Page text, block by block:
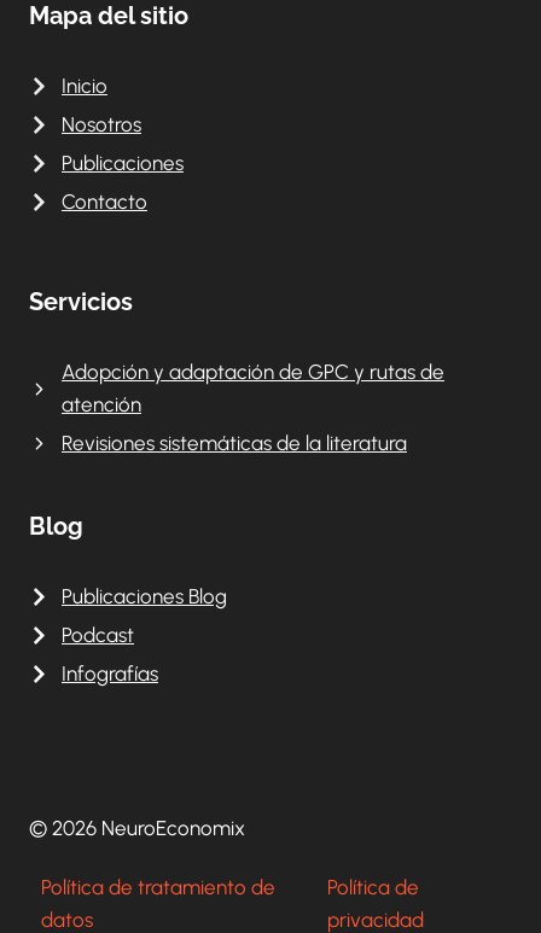
Mapa del sitio
Inicio
Nosotros
Publicaciones
Contacto
Servicios
Adopción y adaptación de GPC y rutas de
atención
Revisiones sistemáticas de la literatura
Blog
Publicaciones Blog
Podcast
Infografías
© 2026 NeuroEconomix
Política de tratamiento de
datos
Política de
privacidad